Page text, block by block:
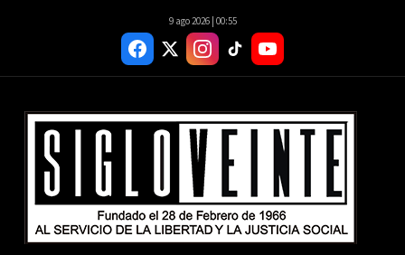
9 ago 2026 | 00:55